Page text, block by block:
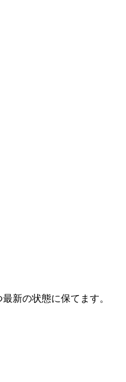
新の状態に保てます。